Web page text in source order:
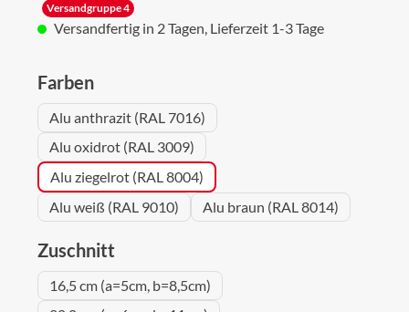
Versandgruppe 4
Versandfertig in 2 Tagen, Lieferzeit 1-3 Tage
Farbenauswählen
Alu anthrazit (RAL 7016)
Alu oxidrot (RAL 3009)
Alu ziegelrot (RAL 8004)
Alu weiß (RAL 9010)
Alu braun (RAL 8014)
Zuschnitt
16,5 cm (a=5cm, b=8,5cm)